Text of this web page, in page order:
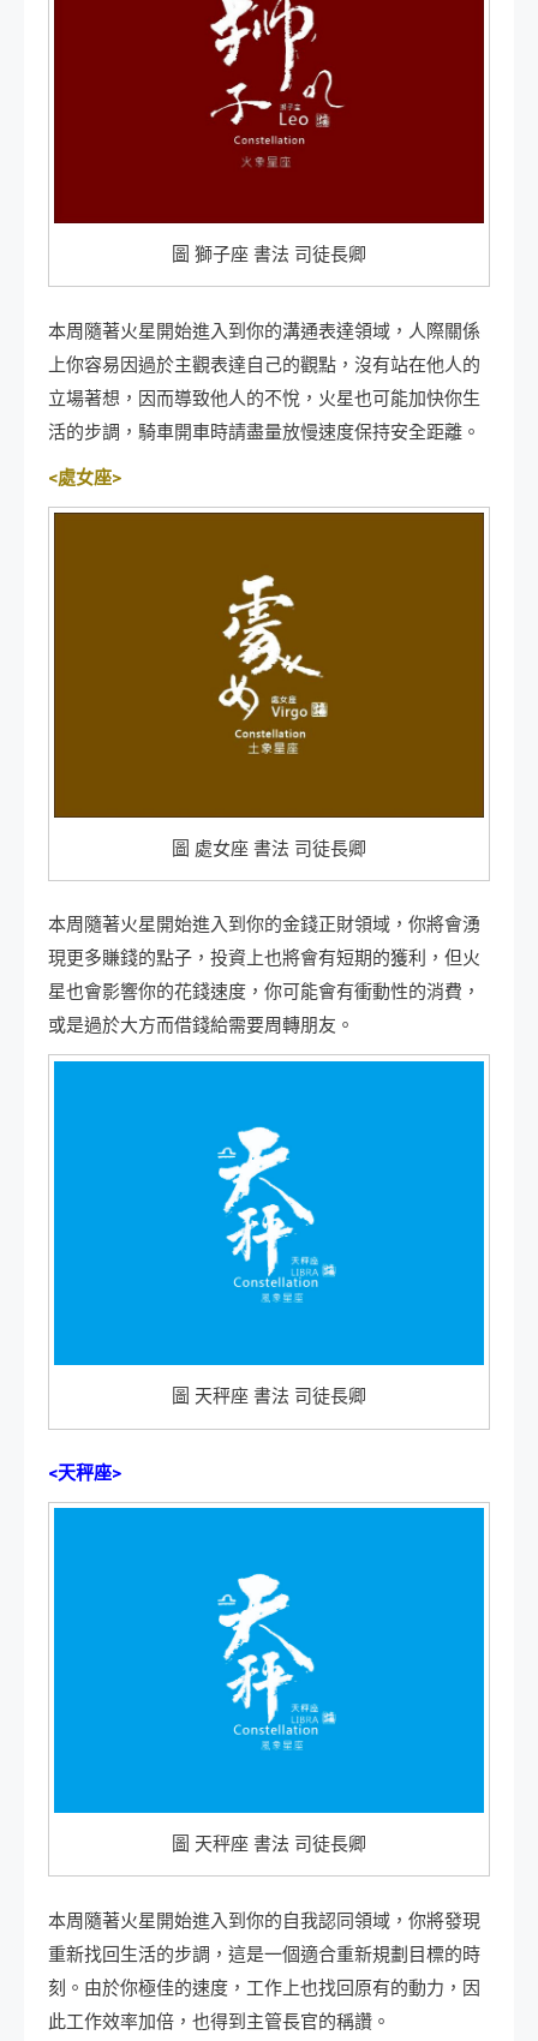
圖 獅子座 書法 司徒長卿
本周隨著火星開始進入到你的溝通表達領域，人際關係
上你容易因過於主觀表達自己的觀點，沒有站在他人的
立場著想，因而導致他人的不悅，火星也可能加快你生
活的步調，騎車開車時請盡量放慢速度保持安全距離。
<處女座>
圖 處女座 書法 司徒長卿
本周隨著火星開始進入到你的金錢正財領域，你將會湧
現更多賺錢的點子，投資上也將會有短期的獲利，但火
星也會影響你的花錢速度，你可能會有衝動性的消費，
或是過於大方而借錢給需要周轉朋友。
圖 天秤座 書法 司徒長卿
<天秤座>
圖 天秤座 書法 司徒長卿
本周隨著火星開始進入到你的自我認同領域，你將發現
重新找回生活的步調，這是一個適合重新規劃目標的時
刻。由於你極佳的速度，工作上也找回原有的動力，因
此工作效率加倍，也得到主管長官的稱讚。